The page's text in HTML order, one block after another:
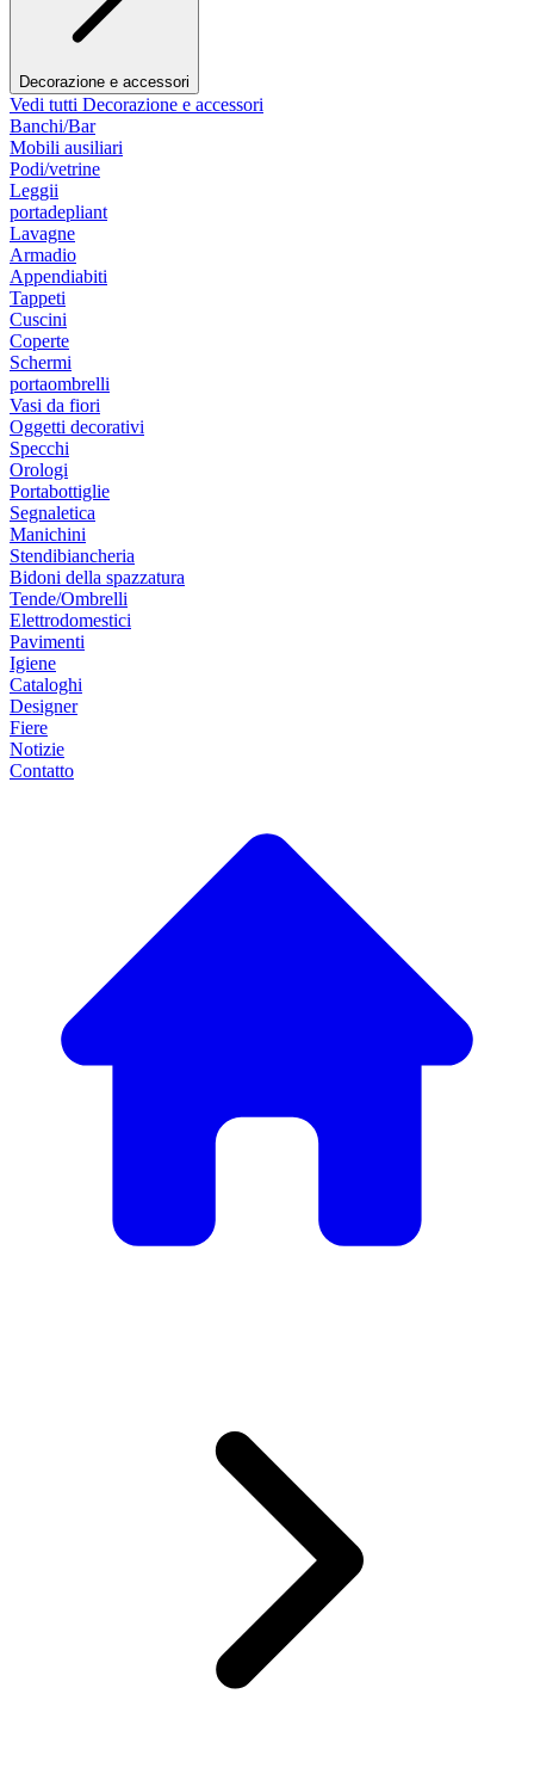
Decorazione e accessori
Vedi tutti Decorazione e accessori
Banchi/Bar
Mobili ausiliari
Podi/vetrine
Leggii
portadepliant
Lavagne
Armadio
Appendiabiti
Tappeti
Cuscini
Coperte
Schermi
portaombrelli
Vasi da fiori
Oggetti decorativi
Specchi
Orologi
Portabottiglie
Segnaletica
Manichini
Stendibiancheria
Bidoni della spazzatura
Tende/Ombrelli
Elettrodomestici
Pavimenti
Igiene
Cataloghi
Designer
Fiere
Notizie
Contatto